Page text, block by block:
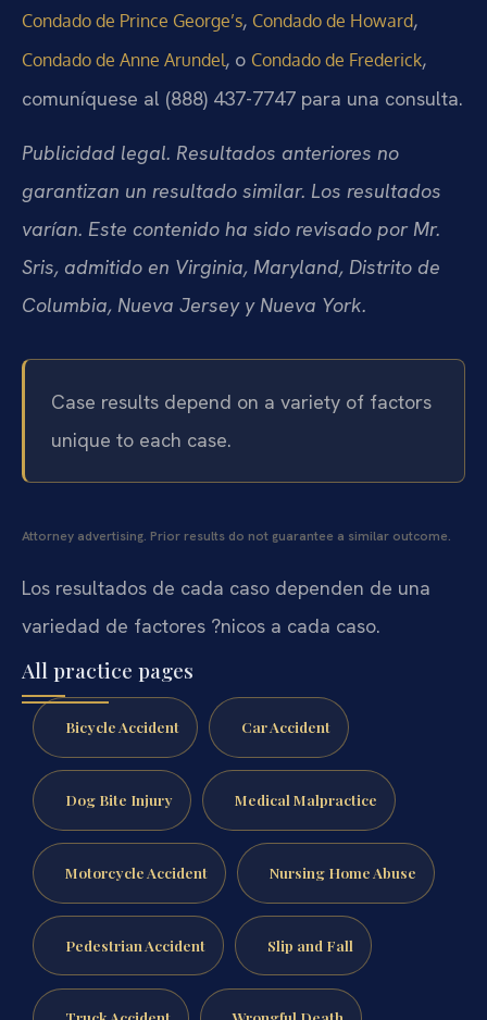
Condado de Prince George’s, Condado de Howard,
Condado de Anne Arundel, o Condado de Frederick,
comuníquese al (888) 437-7747 para una consulta.
Publicidad legal. Resultados anteriores no
garantizan un resultado similar. Los resultados
varían. Este contenido ha sido revisado por Mr.
Sris, admitido en Virginia, Maryland, Distrito de
Columbia, Nueva Jersey y Nueva York.
Case results depend on a variety of factors
unique to each case.
Attorney advertising. Prior results do not guarantee a similar outcome.
Los resultados de cada caso dependen de una
variedad de factores ?nicos a cada caso.
All practice pages
Bicycle Accident Car Accident
Dog Bite Injury Medical Malpractice
Motorcycle Accident Nursing Home Abuse
Pedestrian Accident Slip and Fall